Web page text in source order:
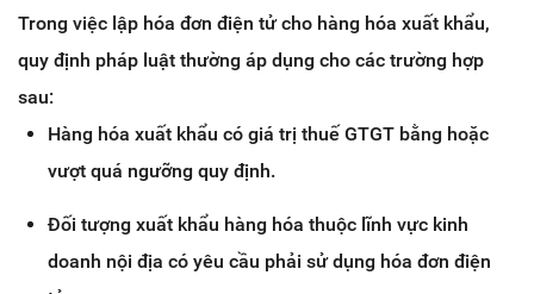
Trong việc lập hóa đơn điện tử cho hàng hóa xuất khẩu,
quy định pháp luật thường áp dụng cho các trường hợp
sau:
Hàng hóa xuất khẩu có giá trị thuế GTGT bằng hoặc
vượt quá ngưỡng quy định.
Đối tượng xuất khẩu hàng hóa thuộc lĩnh vực kinh
doanh nội địa có yêu cầu phải sử dụng hóa đơn điện